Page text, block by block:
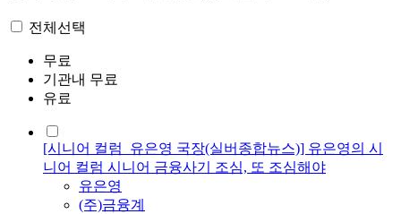
전체선택
무료
기관내 무료
유료
[시니어 컬럼_유은영 국장(실버종합뉴스)] 유은영의 시
니어 컬럼 시니어 금융사기 조심, 또 조심해야
유은영
(주)금융계